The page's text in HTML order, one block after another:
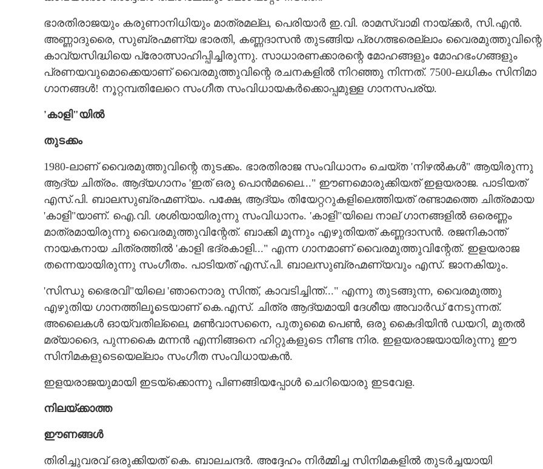
ഭാരതിരാജയും കരുണാനിധിയും മാത്രമല്ല, പെരിയാർ ഇ.വി. രാമസ്വാമി നായ്ക്കർ, സി.എൻ.
അണ്ണാദുരൈ, സുബ്രഹ്മണ്യ ഭാരതി, കണ്ണദാസൻ തുടങ്ങിയ പ്രഗത്ഭരെല്ലാം വൈരമുത്തുവിന്റെ
കാവ്യസിദ്ധിയെ പ്രോത്സാഹിപ്പിച്ചിരുന്നു. സാധാരണക്കാരന്റെ മോഹങ്ങളും മോഹഭംഗങ്ങളും
പ്രണയവുമൊക്കെയാണ് വൈരമുത്തുവിന്റെ രചനകളിൽ നിറഞ്ഞു നിന്നത്. 7500-ലധികം സിനിമാ
ഗാനങ്ങൾ! നൂറ്റമ്പതിലേറെ സംഗീത സംവിധായകർക്കൊപ്പമുള്ള ഗാനസപര്യ.
'കാളി"യിൽ
തുടക്കം
1980-ലാണ് വൈരമുത്തുവിന്റെ തുടക്കം. ഭാരതിരാജ സംവിധാനം ചെയ്ത 'നിഴൽകൾ" ആയിരുന്നു
ആദ്യ ചിത്രം. ആദ്യഗാനം 'ഇത് ഒരു പൊൻമലൈ..." ഈണമൊരുക്കിയത് ഇളയരാജ. പാടിയത്
എസ്.പി. ബാലസുബ്രഹ്മണ്യം. പക്ഷേ,​ ആദ്യം തിയേറ്ററുകളിലെത്തിയത് രണ്ടാമത്തെ ചിത്രമായ
'കാളി"യാണ്. ഐ.വി. ശശിയായിരുന്നു സംവിധാനം. 'കാളി"യിലെ നാല് ഗാനങ്ങളിൽ ഒരെണ്ണം
മാത്രമായിരുന്നു വൈരമുത്തുവിന്റേത്. ബാക്കി മൂന്നും എഴുതിയത് കണ്ണദാസൻ. രജനികാന്ത്
നായകനായ ചിത്രത്തിൽ 'കാളി ഭദ്രകാളി..." എന്ന ഗാനമാണ് വൈരമുത്തുവിന്റേത്. ഇളയരാജ
തന്നെയായിരുന്നു സംഗീതം. പാടിയത് എസ്.പി. ബാലസുബ്രഹ്മണ്യവും എസ്. ജാനകിയും.
'സിന്ധു ഭൈരവി"യിലെ 'ഞാനൊരു സിന്ത്,​ കാവടിച്ചിന്ത്..." എന്നു തുടങ്ങുന്ന,​ വൈരമുത്തു
എഴുതിയ ഗാനത്തിലൂടെയാണ് കെ.എസ്. ചിത്ര ആദ്യമായി ദേശീയ അവാർഡ് നേടുന്നത്.
അലൈകൾ ഓയ്‌വതില്ലൈ, മൺവാസനൈ, പുതുമൈ പെൺ, ഒരു കൈദിയിൻ ഡയറി, മുതൽ
മര്യാദൈ, പുന്നകൈ മന്നൻ എന്നിങ്ങനെ ഹിറ്റുകളുടെ നീണ്ട നിര. ഇളയരാജയായിരുന്നു ഈ
സിനിമകളുടെയെല്ലാം സംഗീത സംവിധായകൻ.
ഇളയരാജയുമായി ഇടയ്ക്കൊന്നു പിണങ്ങിയപ്പോൾ ചെറിയൊരു ഇടവേള.
നിലയ്ക്കാത്ത
ഈണങ്ങൾ
തിരിച്ചുവരവ് ഒരുക്കിയത് കെ. ബാലചന്ദർ. അദ്ദേഹം നിർമ്മിച്ച സിനിമകളിൽ തുടർച്ചയായി